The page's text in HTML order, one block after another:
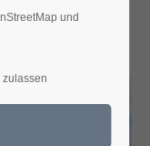
V
und
zulassen